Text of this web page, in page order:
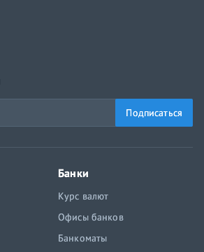
Подписаться
Банки
Курс валют
Офисы банков
Банкоматы